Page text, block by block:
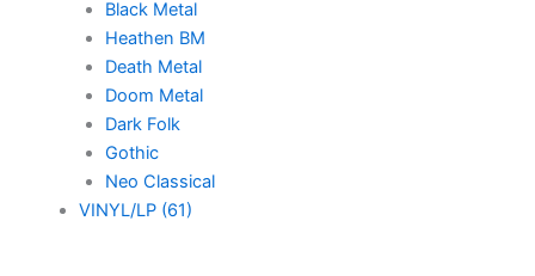
Black Metal
Heathen BM
Death Metal
Doom Metal
Dark Folk
Gothic
Neo Classical
VINYL/LP (61)